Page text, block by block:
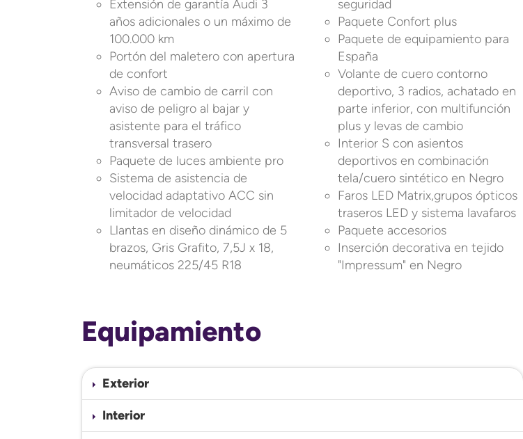
Extensión de garantía Audi 3
años adicionales o un máximo de
100.000 km
Portón del maletero con apertura
de confort
Aviso de cambio de carril con
aviso de peligro al bajar y
asistente para el tráfico
transversal trasero
Paquete de luces ambiente pro
Sistema de asistencia de
velocidad adaptativo ACC sin
limitador de velocidad
Llantas en diseño dinámico de 5
brazos, Gris Grafito, 7,5J x 18,
neumáticos 225/45 R18
seguridad
Paquete Confort plus
Paquete de equipamiento para
España
Volante de cuero contorno
deportivo, 3 radios, achatado en
parte inferior, con multifunción
plus y levas de cambio
Interior S con asientos
deportivos en combinación
tela/cuero sintético en Negro
Faros LED Matrix,grupos ópticos
traseros LED y sistema lavafaros
Paquete accesorios
Inserción decorativa en tejido
"Impressum" en Negro
Equipamiento
Exterior
Interior